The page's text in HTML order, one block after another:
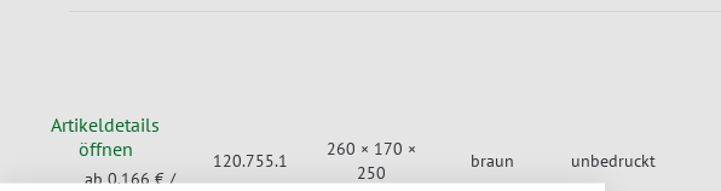
Artikeldetails
öffnen
ab 0,166 €/
120.755.1
260 × 170 ×
250
braun unbedruckt